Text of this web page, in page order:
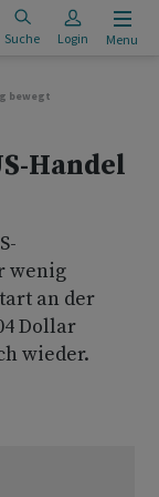
Suche Login Menu
bewegt
Handel
wenig
an der
Dollar
wieder.